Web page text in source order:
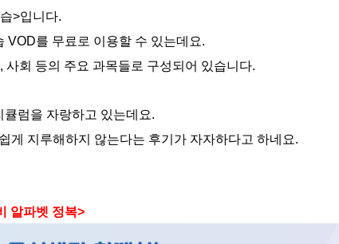
>입니다.
VOD를 무료로 이용할 수 있는데요.
회 등의 주요 과목들로 구성되어 있습니다.
럼을 자랑하고 있는데요.
게 지루해하지 않는다는 후기가 자자하다고 하네요.
알파벳 정복>